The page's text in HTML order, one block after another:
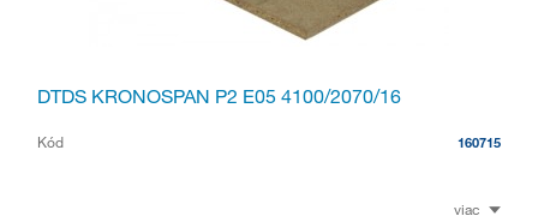
DTDS KRONOSPAN P2 E05 4100/2070/16
Kód 160715
viac